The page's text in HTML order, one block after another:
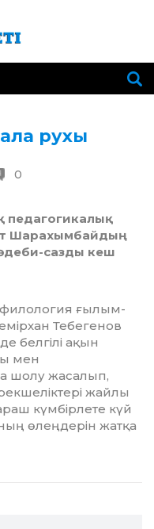
рухы
0
педагогикалық
Шарахымбайдың
сазды кеш
филология ғылы­м­
Тебегенов
белгілі ақын
мен
шолу жасалып,
жайлы
күм­бірлете күй
өлеңдерін жатқа